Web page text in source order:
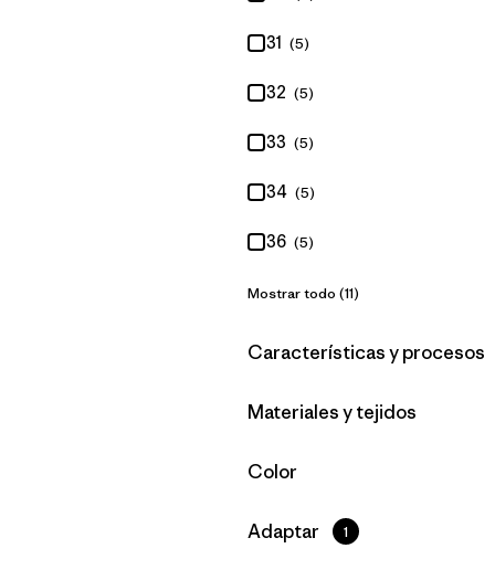
31 (5)
32 (5)
33 (5)
34 (5)
36 (5)
Mostrar todo (11)
Filtrar por
Características y procesos
Filtrar por
Materiales y tejidos
Filtrar por
Color
Filtrar por
Adaptar 1